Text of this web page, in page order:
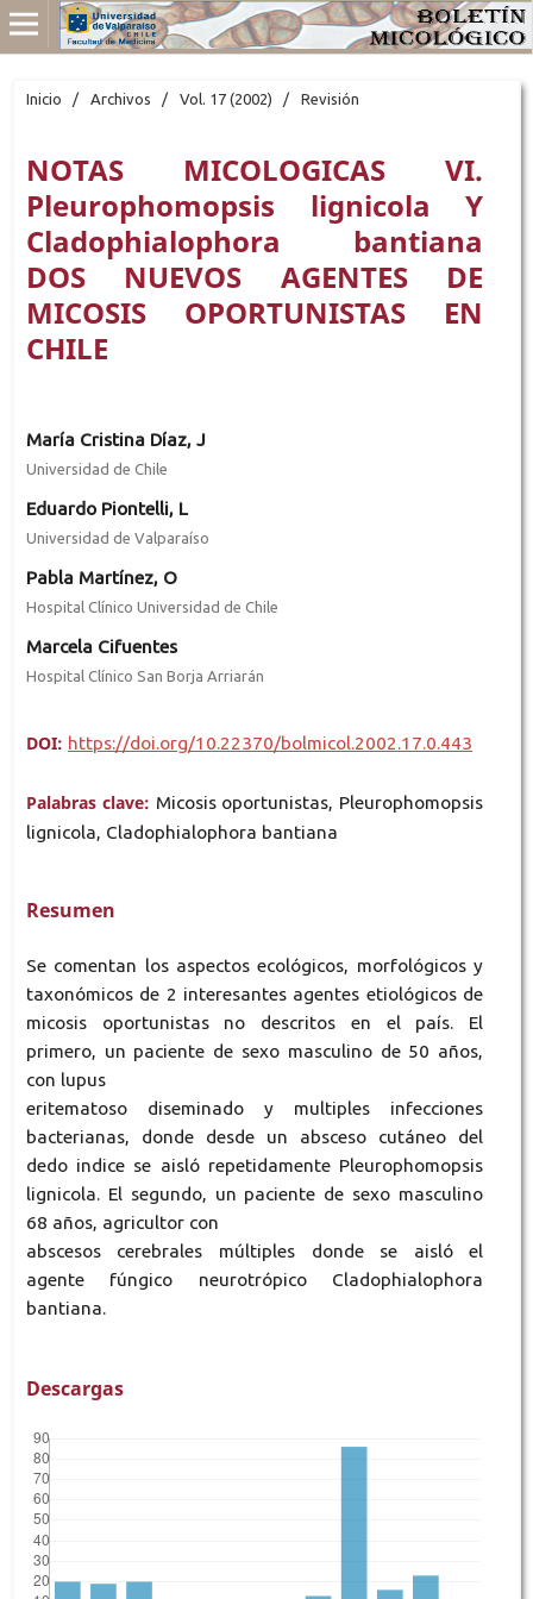
Inicio / Archivos / Vol. 17 (2002) / Revisión
NOTAS MICOLOGICAS VI.
Pleurophomopsis lignicola Y
Cladophialophora bantiana
DOS NUEVOS AGENTES DE
MICOSIS OPORTUNISTAS EN
CHILE
María Cristina Díaz, J
Universidad de Chile
Eduardo Piontelli, L
Universidad de Valparaíso
Pabla Martínez, O
Hospital Clínico Universidad de Chile
Marcela Cifuentes
Hospital Clínico San Borja Arriarán
DOI: https://doi.org/10.22370/bolmicol.2002.17.0.443
Palabras clave: Micosis oportunistas, Pleurophomopsis
lignicola, Cladophialophora bantiana
Resumen
Se comentan los aspectos ecológicos, morfológicos y
taxonómicos de 2 interesantes agentes etiológicos de
micosis oportunistas no descritos en el país. El
primero, un paciente de sexo masculino de 50 años,
con lupus
eritematoso diseminado y multiples infecciones
bacterianas, donde desde un absceso cutáneo del
dedo indice se aisló repetidamente Pleurophomopsis
lignicola. El segundo, un paciente de sexo masculino
68 años, agricultor con
abscesos cerebrales múltiples donde se aisló el
agente fúngico neurotrópico Cladophialophora
bantiana.
Descargas